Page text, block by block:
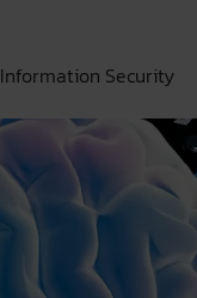
Information Security